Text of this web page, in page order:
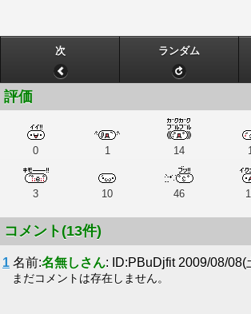
次 ランダム
評価
0 1 14
3 10 46
コメント(13件)
1 名前:名無しさん: ID:PBuDjfit 2009/08/08(
まだコメントは存在しません。